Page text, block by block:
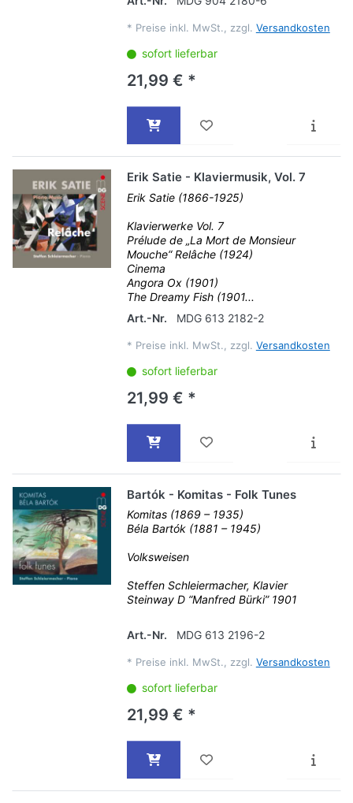
* Preise inkl. MwSt., zzgl. Versandkosten
sofort lieferbar
21,99 € *
Erik Satie - Klaviermusik, Vol. 7
Erik Satie (1866-1925)
Klavierwerke Vol. 7
Prélude de „La Mort de Monsieur
Mouche“ Relâche (1924)
Cinema
Angora Ox (1901)
The Dreamy Fish (1901...
Art.-Nr.
MDG 613 2182-2
* Preise inkl. MwSt., zzgl. Versandkosten
sofort lieferbar
21,99 € *
Bartók - Komitas - Folk Tunes
Komitas (1869 – 1935)
Béla Bartók (1881 – 1945)
Volksweisen
Steffen Schleiermacher, Klavier
Steinway D “Manfred Bürki” 1901
Art.-Nr. MDG 613 2196-2
* Preise inkl. MwSt., zzgl. Versandkosten
sofort lieferbar
21,99 € *